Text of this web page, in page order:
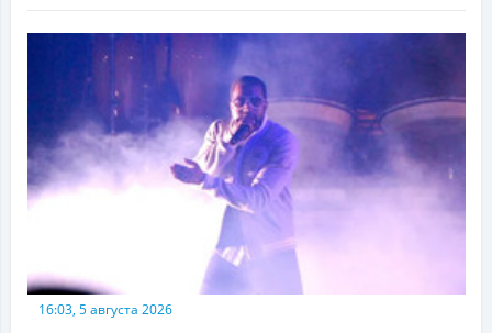
16:03, 5 августа 2026